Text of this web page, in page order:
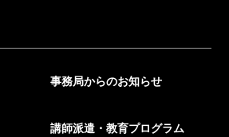
事務局からのお知らせ
講師派遣・教育プログラム